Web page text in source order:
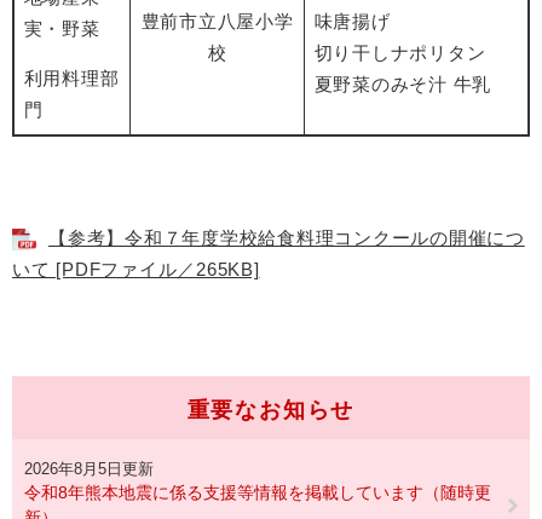
実・野菜
利用料理部
門
豊前市立八屋小学
校
味唐揚げ
切り干しナポリタン
夏野菜のみそ汁 牛乳
【参考】令和７年度学校給食料理コンクールの開催につ
いて [PDFファイル／265KB]
重要なお知らせ
2026年8月5日更新
令和8年熊本地震に係る支援等情報を掲載しています（随時更